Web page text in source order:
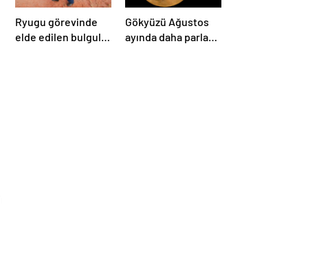
Ryugu görevinde
elde edilen bulgular
Gökyüzü Ağustos
ayında daha parlak: